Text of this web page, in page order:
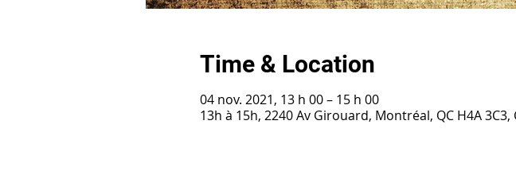
Time & Location
04 nov. 2021, 13 h 00 – 15 h 00
13h à 15h, 2240 Av Girouard, Montréal, QC H4A 3C3,